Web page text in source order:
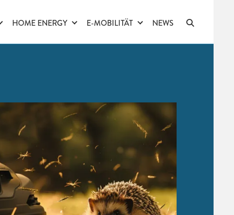
HOME ENERGY E-MOBILITÄT NEWS